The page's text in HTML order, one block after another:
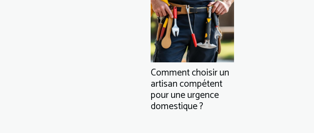
Comment choisir un
artisan compétent
pour une urgence
domestique ?